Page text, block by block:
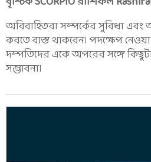
অবিবাহিতরা সম্পর্কের সুবিধা এবং
করতে ব্যস্ত থাকবেন। পদক্ষেপ
দম্পতিদের একে অপরের সঙ্গে
সম্ভাবনা।